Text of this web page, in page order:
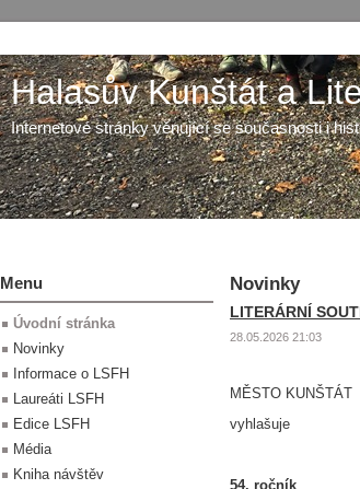
Halasův Kunštát a
Internetové stránky věnující se současnosti i
Novinky
LITERÁRNÍ
28.05.2026 21:03
MĚSTO KUNŠTÁT
vyhlašuje
54. ročník
Menu
Úvodní stránka
Novinky
Informace o LSFH
Laureáti LSFH
Edice LSFH
Média
Kniha návštěv